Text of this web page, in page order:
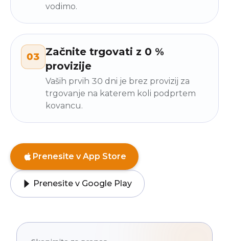
vodimo.
03 Začnite trgovati z 0 %
provizije
Vaših prvih 30 dni je brez provizij za
trgovanje na katerem koli podprtem
kovancu.
Prenesite v App Store
Prenesite v Google Play